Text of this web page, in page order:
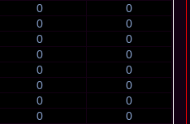
0
0
0
0
0
0
0
0
0
0
0
0
0
0
0
0